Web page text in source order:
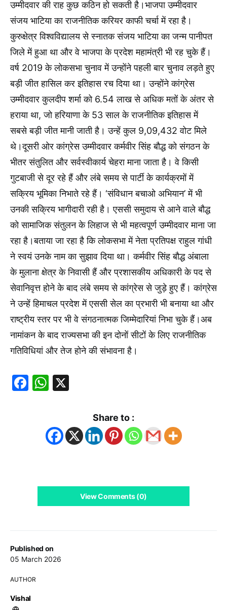
Published on
05 March 2026
AUTHOR
Vishal
उम्मीदवार की राह कुछ कठिन हो सकती है।भाजपा उम्मीदवार
संजय भाटिया का राजनीतिक करियर काफी चर्चा में रहा है।
कुरुक्षेत्र विश्वविद्यालय से स्नातक संजय भाटिया का जन्म पानीपत
जिले में हुआ था और वे भाजपा के प्रदेश महामंत्री भी रह चुके हैं।
वर्ष 2019 के लोकसभा चुनाव में उन्होंने पहली बार चुनाव लड़ते हुए
बड़ी जीत हासिल कर इतिहास रच दिया था। उन्होंने कांग्रेस
उम्मीदवार कुलदीप शर्मा को 6.54 लाख से अधिक मतों के अंतर से
हराया था, जो हरियाणा के 53 साल के राजनीतिक इतिहास में
सबसे बड़ी जीत मानी जाती है। उन्हें कुल 9,09,432 वोट मिले
थे।दूसरी ओर कांग्रेस उम्मीदवार कर्मवीर सिंह बौद्ध को संगठन के
भीतर संतुलित और सर्वस्वीकार्य चेहरा माना जाता है। वे किसी
गुटबाजी से दूर रहे हैं और लंबे समय से पार्टी के कार्यक्रमों में
सक्रिय भूमिका निभाते रहे हैं। ‘संविधान बचाओ अभियान’ में भी
उनकी सक्रिय भागीदारी रही है। एससी समुदाय से आने वाले बौद्ध
को सामाजिक संतुलन के लिहाज से भी महत्वपूर्ण उम्मीदवार माना जा
रहा है।बताया जा रहा है कि लोकसभा में नेता प्रतिपक्ष राहुल गांधी
ने स्वयं उनके नाम का सुझाव दिया था। कर्मवीर सिंह बौद्ध अंबाला
के मुलाना क्षेत्र के निवासी हैं और प्रशासकीय अधिकारी के पद से
सेवानिवृत्त होने के बाद लंबे समय से कांग्रेस से जुड़े हुए हैं। कांग्रेस
ने उन्हें हिमाचल प्रदेश में एससी सेल का प्रभारी भी बनाया था और
राष्ट्रीय स्तर पर भी वे संगठनात्मक जिम्मेदारियां निभा चुके हैं।अब
नामांकन के बाद राज्यसभा की इन दोनों सीटों के लिए राजनीतिक
गतिविधियां और तेज होने की संभावना है।
Facebook
WhatsApp
Share to :
View Comments (0)